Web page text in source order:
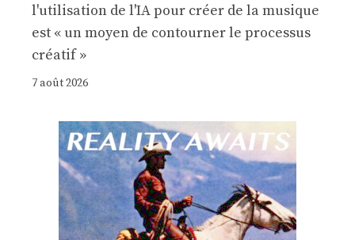
l'utilisation de l'IA pour créer de la musique
est « un moyen de contourner le processus
créatif »
7 août 2026